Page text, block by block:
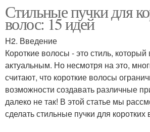
Верхний пучок
Пучок с бантом
Пучок на коротких
Стильные пучки для
волос: 15 идей
H2. Введение
Короткие волосы - это стиль, который
актуальным. Но несмотря на это,
считают, что короткие волосы
возможности создавать различные
далеко не так! В этой статье мы
сделать стильные пучки для коротких